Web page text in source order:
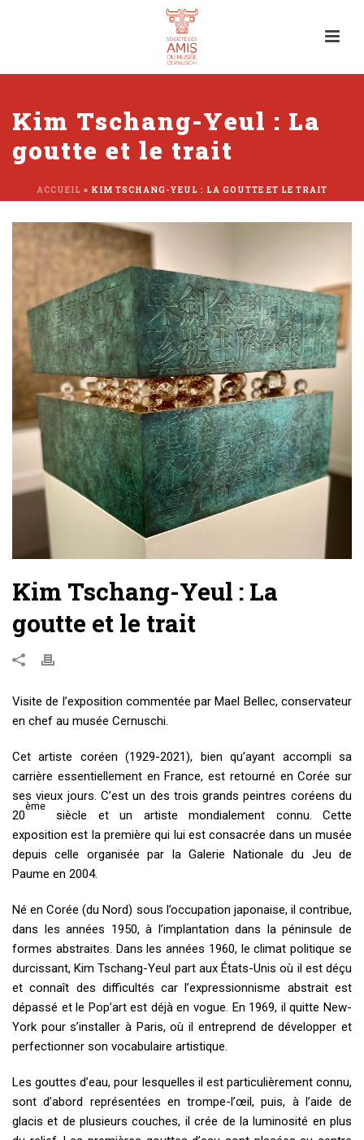
Kim Tschang-Yeul : La
goutte et le trait
ACCUEIL » KIM TSCHANG-YEUL : LA GOUTTE ET LE TRAIT
Kim Tschang-Yeul : La
goutte et le trait
Visite de l’exposition commentée par Mael Bellec, conservateur
en chef au musée Cernuschi.
Cet artiste coréen (1929-2021), bien qu’ayant accompli sa
carrière essentiellement en France, est retourné en Corée sur
ses vieux jours. C’est un des trois grands peintres coréens du
20
ème
siècle et un artiste mondialement connu. Cette
exposition est la première qui lui est consacrée dans un musée
depuis celle organisée par la Galerie Nationale du Jeu de
Paume en 2004.
Né en Corée (du Nord) sous l’occupation japonaise, il contribue,
dans les années 1950, à l’implantation dans la péninsule de
formes abstraites. Dans les années 1960, le climat politique se
durcissant, Kim Tschang-Yeul part aux États-Unis où il est déçu
et connaît des difficultés car l’expressionnisme abstrait est
dépassé et le Pop’art est déjà en vogue. En 1969, il quitte New-
York pour s’installer à Paris, où il entreprend de développer et
perfectionner son vocabulaire artistique.
Les gouttes d’eau, pour lesquelles il est particulièrement connu,
sont d’abord représentées en trompe-l’œil, puis, à l’aide de
glacis et de plusieurs couches, il crée de la luminosité en plus